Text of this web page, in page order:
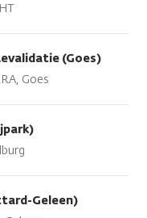
(Goes)
Goes
Geleen)